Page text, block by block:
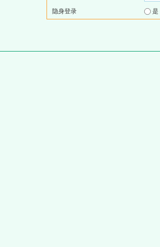
隐身登录